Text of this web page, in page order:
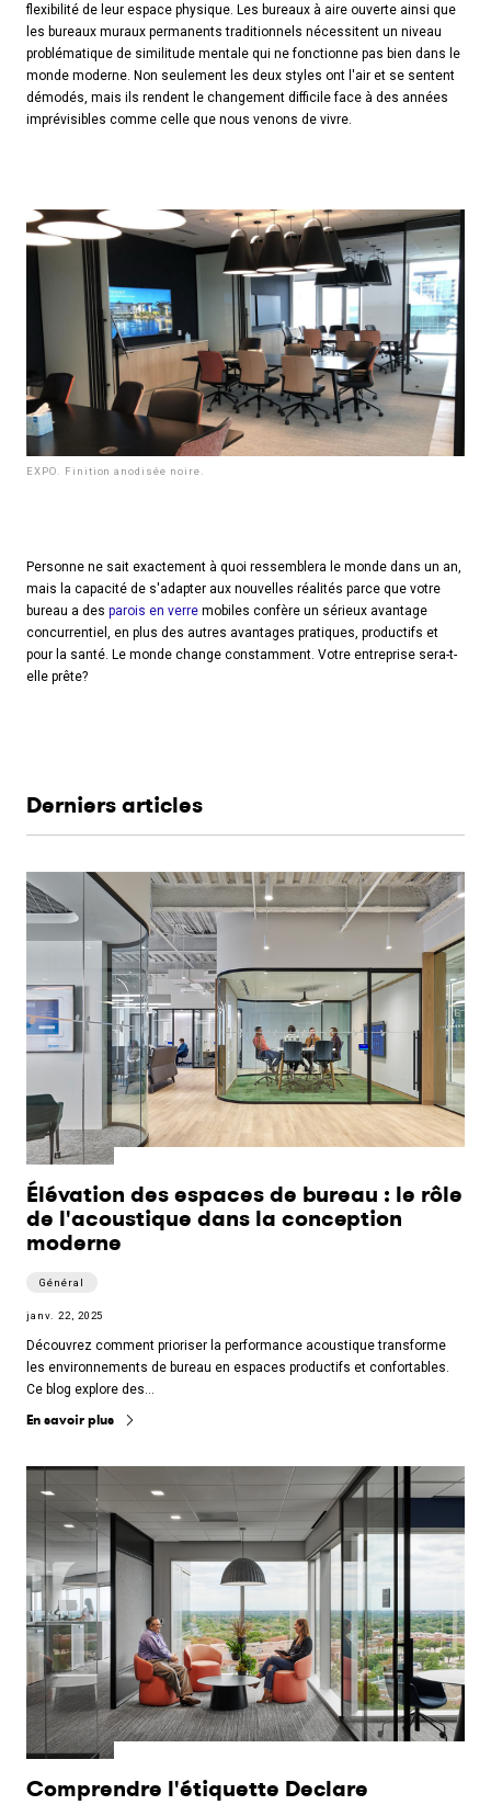
flexibilité de leur espace physique. Les bureaux à aire ouverte ainsi que
les bureaux muraux permanents traditionnels nécessitent un niveau
problématique de similitude mentale qui ne fonctionne pas bien dans le
monde moderne. Non seulement les deux styles ont l'air et se sentent
démodés, mais ils rendent le changement difficile face à des années
imprévisibles comme celle que nous venons de vivre.
EXPO. Finition anodisée noire.
Personne ne sait exactement à quoi ressemblera le monde dans un an,
mais la capacité de s'adapter aux nouvelles réalités parce que votre
bureau a des parois en verre mobiles confère un sérieux avantage
concurrentiel, en plus des autres avantages pratiques, productifs et
pour la santé. Le monde change constamment. Votre entreprise sera-t-
elle prête?
Derniers articles
Élévation des espaces de bureau : le rôle
de l'acoustique dans la conception
moderne
Général
janv. 22, 2025
Découvrez comment prioriser la performance acoustique transforme
les environnements de bureau en espaces productifs et confortables.
Ce blog explore des…
En savoir plus
Comprendre l'étiquette Declare